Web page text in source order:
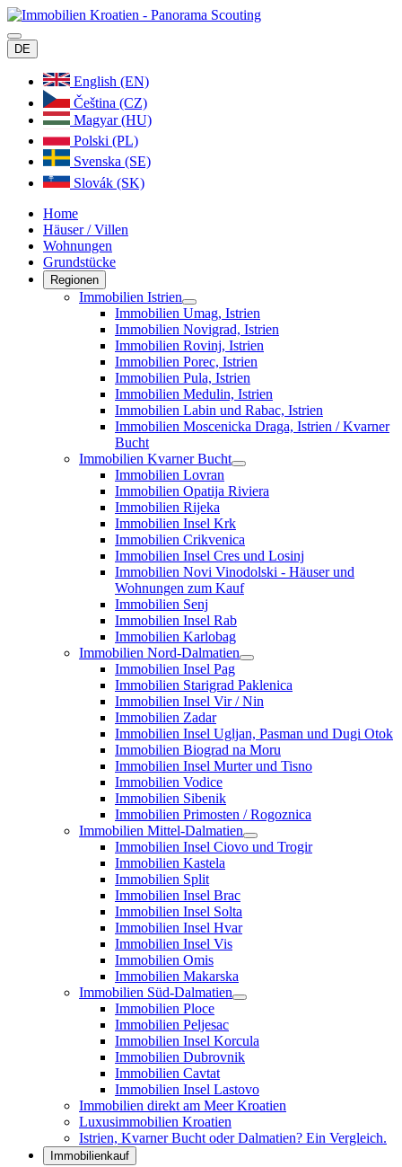
DE
English (EN)
Čeština (CZ)
Magyar (HU)
Polski (PL)
Svenska (SE)
Slovák (SK)
Home
Häuser / Villen
Wohnungen
Grundstücke
Regionen
Immobilien Istrien
Immobilien Umag, Istrien
Immobilien Novigrad, Istrien
Immobilien Rovinj, Istrien
Immobilien Porec, Istrien
Immobilien Pula, Istrien
Immobilien Medulin, Istrien
Immobilien Labin und Rabac, Istrien
Immobilien Moscenicka Draga, Istrien / Kvarner
Bucht
Immobilien Kvarner Bucht
Immobilien Lovran
Immobilien Opatija Riviera
Immobilien Rijeka
Immobilien Insel Krk
Immobilien Crikvenica
Immobilien Insel Cres und Losinj
Immobilien Novi Vinodolski - Häuser und
Wohnungen zum Kauf
Immobilien Senj
Immobilien Insel Rab
Immobilien Karlobag
Immobilien Nord-Dalmatien
Immobilien Insel Pag
Immobilien Starigrad Paklenica
Immobilien Insel Vir / Nin
Immobilien Zadar
Immobilien Insel Ugljan, Pasman und Dugi Otok
Immobilien Biograd na Moru
Immobilien Insel Murter und Tisno
Immobilien Vodice
Immobilien Sibenik
Immobilien Primosten / Rogoznica
Immobilien Mittel-Dalmatien
Immobilien Insel Ciovo und Trogir
Immobilien Kastela
Immobilien Split
Immobilien Insel Brac
Immobilien Insel Solta
Immobilien Insel Hvar
Immobilien Insel Vis
Immobilien Omis
Immobilien Makarska
Immobilien Süd-Dalmatien
Immobilien Ploce
Immobilien Peljesac
Immobilien Insel Korcula
Immobilien Dubrovnik
Immobilien Cavtat
Immobilien Insel Lastovo
Immobilien direkt am Meer Kroatien
Luxusimmobilien Kroatien
Istrien, Kvarner Bucht oder Dalmatien? Ein Vergleich.
Immobilienkauf